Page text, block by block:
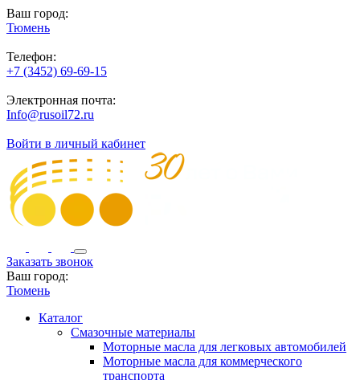
Ваш город:
Тюмень
Телефон:
+7 (3452) 69-69-15
Электронная почта:
Info@rusoil72.ru
Войти в личный кабинет
Заказать звонок
Ваш город:
Тюмень
Каталог
Смазочные материалы
Моторные масла для легковых автомобилей
Моторные масла для коммерческого
транспорта